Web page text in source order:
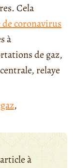
Cela
de coronavirus
à
de gaz,
relaye
,
à